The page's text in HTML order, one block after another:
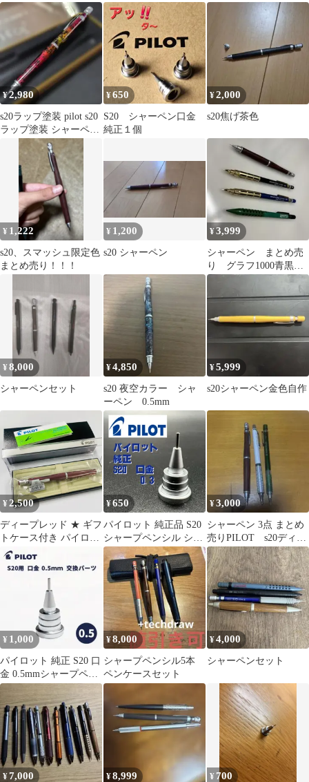
ーペン 口金 0.3
おまけつき
¥2,980
s20ラップ塗装 pilot s20
ラップ塗装 シャーペン
¥650
S20 シャーペン口金
純正１個
¥2,000
s20焦げ茶色
¥ 1,222
s20、スマッシュ限定色
まとめ売り！！！
¥ 1,200
s20 シャーペン
¥3,999
シャーペン まとめ売
り グラフ1000青黒
SMASH緑 s20茶軸
¥8,000
シャーペンセット
¥4,850
s20 夜空カラー シャ
ーペン 0.5mm
¥5,999
s20シャーペン金色自作
¥2,500
ディープレッド ★ ギフ
トケース付き パイロッ
ト シャープペンシル
S20（エストゥエンティ
ー） 0.5mm
PILOT HPS-2SK-
DR5 シャーペン
¥650
パイロット 純正品 S20
シャープペンシル シャ
ーペン 口金 0.3
¥3,000
シャーペン 3点 まとめ
売りPILOT s20ディー
プレッド 0.5ミリ
¥ 1,000
パイロット 純正 S20 口
金 0.5mmシャープペン
シル シャーペン
¥8,000
シャープペンシル5本
ペンケースセット
¥4,000
シャーペンセット
¥7,000 ¥8,999 ¥ 700